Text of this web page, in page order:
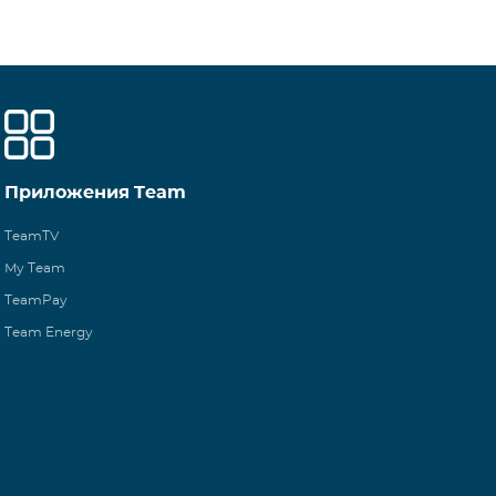
Приложения Team
TeamTV
My Team
TeamPay
Team Energy